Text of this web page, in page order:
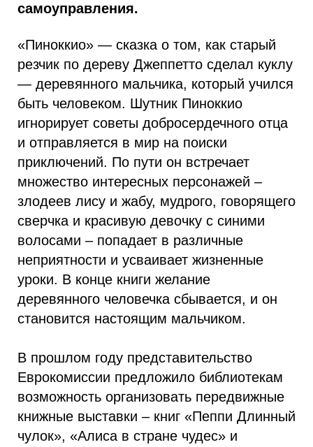
самоуправления.
«Пиноккио» — сказка о том, как старый
резчик по дереву Джеппетто сделал куклу
— деревянного мальчика, который учился
быть человеком. Шутник Пиноккио
игнорирует советы добросердечного отца
и отправляется в мир на поиски
приключений. По пути он встречает
множество интересных персонажей –
злодеев лису и жабу, мудрого, говорящего
сверчка и красивую девочку с синими
волосами – попадает в различные
неприятности и усваивает жизненные
уроки. В конце книги желание
деревянного человечка сбывается, и он
становится настоящим мальчиком.
В прошлом году представительство
Еврокомиссии предложило библиотекам
возможность организовать передвижные
книжные выставки – книг «Пеппи Длинный
чулок», «Алиса в стране чудес» и